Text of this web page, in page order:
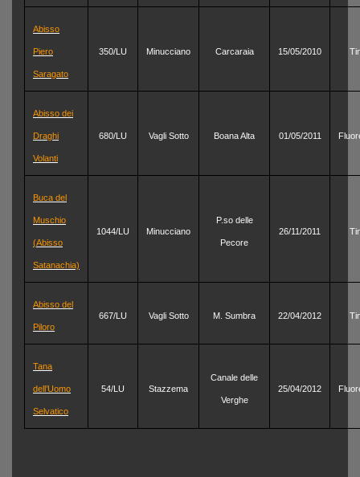
Abisso
Piero
Saragato
350/LU Minucciano Carcaraia 15/05/2010
Abisso dei
Draghi
Volanti
680/LU Vagli Sotto Boana Alta 01/05/2011
Buca del
Muschio
(Abisso
Satanachia)
1044/LU Minucciano
P.so delle
Pecore
26/11/2011
Abisso del
Piloro
667/LU Vagli Sotto M. Sumbra 22/04/2012
Tana
dell’Uomo
Selvatico
54/LU Stazzema
Canale delle
Verghe
25/04/2012